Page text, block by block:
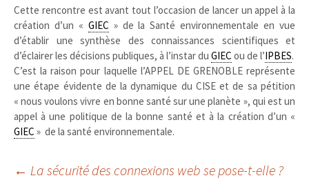
Cette rencontre est avant tout l’occasion de lancer un appel à la
création d’un « GIEC » de la Santé environnementale en vue
d’établir une synthèse des connaissances scientifiques et
d’éclairer les décisions publiques, à l’instar du GIEC ou de l’IPBES.
C’est la raison pour laquelle l’APPEL DE GRENOBLE représente
une étape évidente de la dynamique du CISE et de sa pétition
« nous voulons vivre en bonne santé sur une planète », qui est un
appel à une politique de la bonne santé et à la création d’un «
GIEC » de la santé environnementale.
← La sécurité des connexions web se pose-t-elle ?